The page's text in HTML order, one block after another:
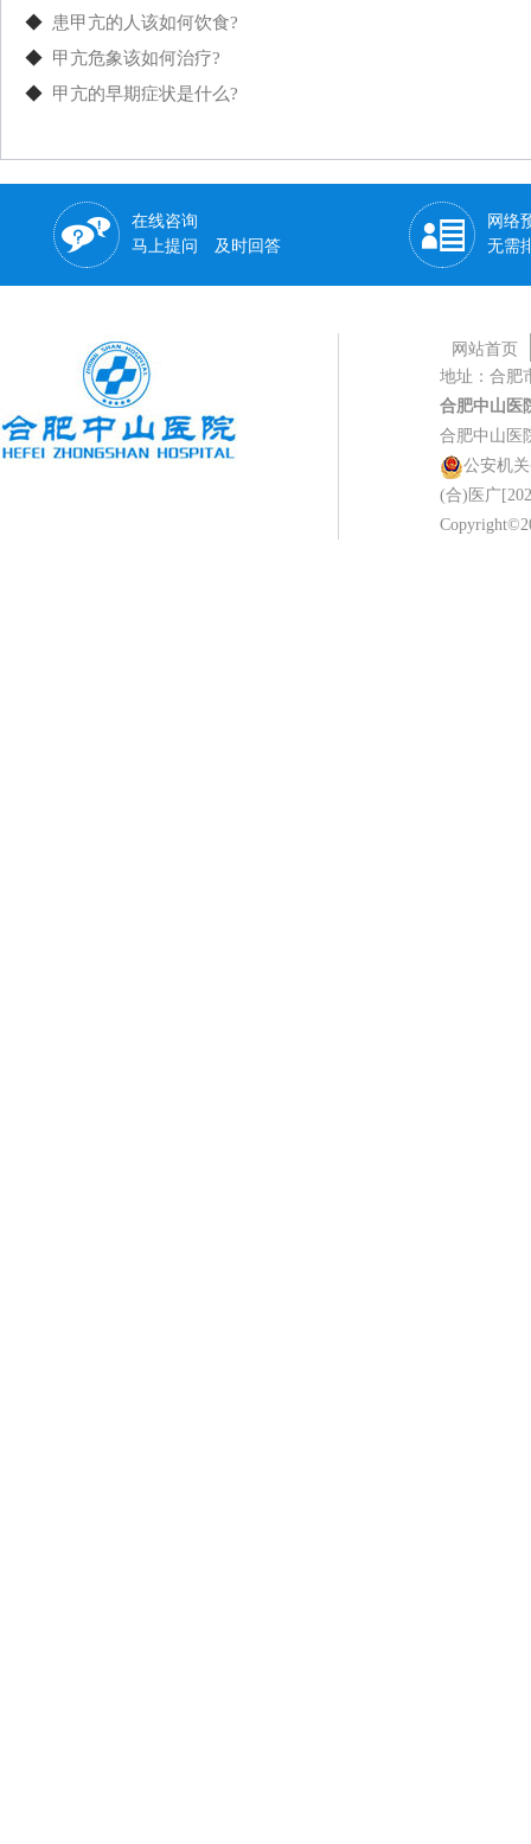
◆ 患甲亢的人该如何饮食?
◆ 甲亢危象该如何治疗?
◆ 甲亢的早期症状是什么?
在线咨询
马上提问 及时回答
网络
无需
网站首页
地址：合肥
合肥中山医
合肥中山医
公安机关
(合)医广